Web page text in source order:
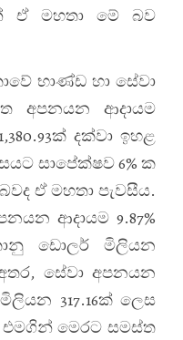
ඒ මහතා මේ බව
භාණ්ඩ හා සේවා
අපනයන ආදායම
දක්වා ඉහළ
සාපේක්ෂව 6% ක
ඒ මහතා පැවසීය.
ආදායම 9.87%
ඩොලර් මිලියන
අතර, සේවා අපනයන
317.16ක් ලෙස
මෙරට සමස්ත